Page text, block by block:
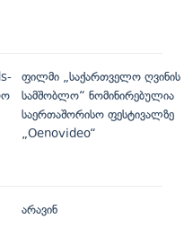
ფილმი „საქართველო ღვინის
სამშობლო“ ნომინირებულია
საერთაშორისო ფესტივალზე
„Oenovideo“
არავინ